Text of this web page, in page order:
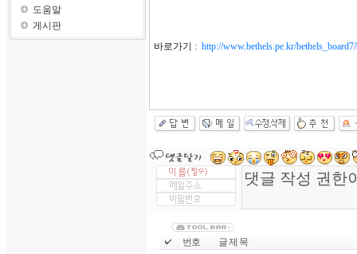
도움말
게시판
바로가기 : http://www.bethels.pe.kr/
번호 글 제 목